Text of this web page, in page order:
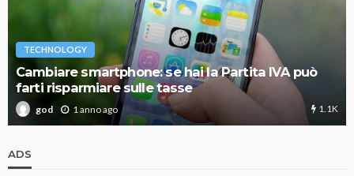
TECHNOLOGY
Cambiare smartphone: se hai la Partita IVA può
farti risparmiare sulle tasse
god 1 anno ago 1.1K
ADS